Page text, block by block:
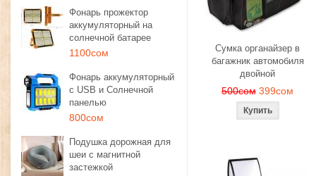
Фонарь прожектор
аккумуляторный на
солнечной батарее
1100сом
Фонарь аккумуляторный
с USB и Солнечной
панелью
800сом
Подушка дорожная для
шеи с магнитной
застежкой
Сумка органайзер в
багажник автомобиля
двойной
500сом 399сом